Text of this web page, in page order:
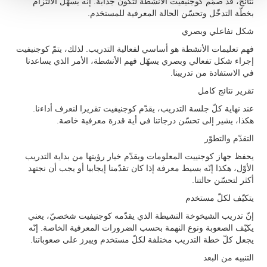
بخطّة التدخّل وتحسّن الحالة المعرفية للمستخدم.
شكل تفاعلي وبصري
فهم تعليمات الأنشطة هو أساسي لفعالية التدريب. لذلك، يتمّ كوجنيفيت
إجراء شكل تفعالي وبصري يسهّل فهم الأنشطة، الأمر الذي يساعدنا
في الاستفادة من تدريبنا.
تقرير نتائج كامل
عند نهاية كلّ جلسة التدريب، يقدّم كوجنيفيت تقريرا لنعرف أداءنا.
هكذا، يشير إلى تحسّن درجاتنا في أية قدرة معرفية خاصة.
التقدّم والتطوّر
يحفظ جهاز كوجنييت المعلومات ويقدّم خيار رؤيتها من بداية التدريب
الأوّل، هكذا إنّه بسيط معرفة إذا كان تقدّمنا إيجابيا أو يجب أن نجتهد
أكثر لتحسّن حالتنا.
يتكيّف لكلّ مستخدم
إنّ تدريب الشيخوخة النشيطة الذي يقدّمه كوجنيفيت شخصيّ، يعني
يكيّف الصعوبة ونوع النهمة بحسب الضرورات المعرفية الخاصة. إنّه
يجعل كلّ خطة التدريب مختلفة لكلّ مستخدم ويبرز على صعوباتنا.
التنبيه من البعد